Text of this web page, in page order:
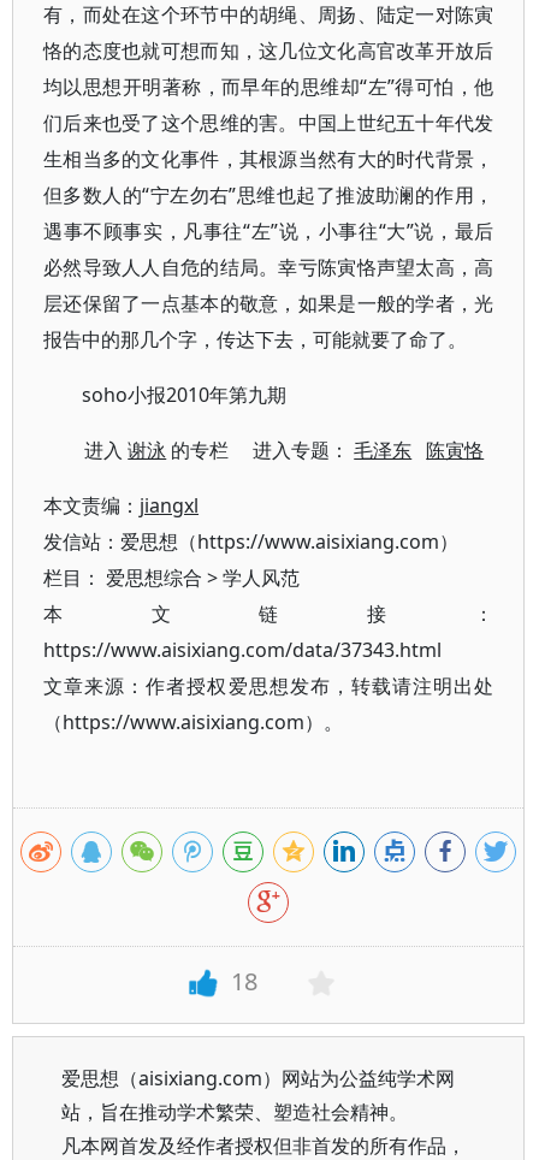
有，而处在这个环节中的胡绳、周扬、陆定一对陈寅
恪的态度也就可想而知，这几位文化高官改革开放后
均以思想开明著称，而早年的思维却“左”得可怕，他
们后来也受了这个思维的害。中国上世纪五十年代发
生相当多的文化事件，其根源当然有大的时代背景，
但多数人的“宁左勿右”思维也起了推波助澜的作用，
遇事不顾事实，凡事往“左”说，小事往“大”说，最后
必然导致人人自危的结局。幸亏陈寅恪声望太高，高
层还保留了一点基本的敬意，如果是一般的学者，光
报告中的那几个字，传达下去，可能就要了命了。
soho小报2010年第九期
进入谢泳 的专栏 进入专题：毛泽东 陈寅恪
本文责编： jiangxl
发信站：爱思想（https://www.aisixiang.com）
栏目： 爱思想综合 >学人风范
本文链接：
https://www.aisixiang.com/data/37343.html
文章来源：作者授权爱思想发布，转载请注明出处
（https://www.aisixiang.com）。
18
爱思想（aisixiang.com）网站为公益纯学术网
站，旨在推动学术繁荣、塑造社会精神。
凡本网首发及经作者授权但非首发的所有作品，